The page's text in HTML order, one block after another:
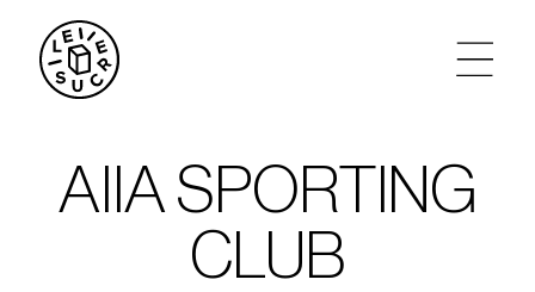
agenda
AIIA SPORTING
CLUB